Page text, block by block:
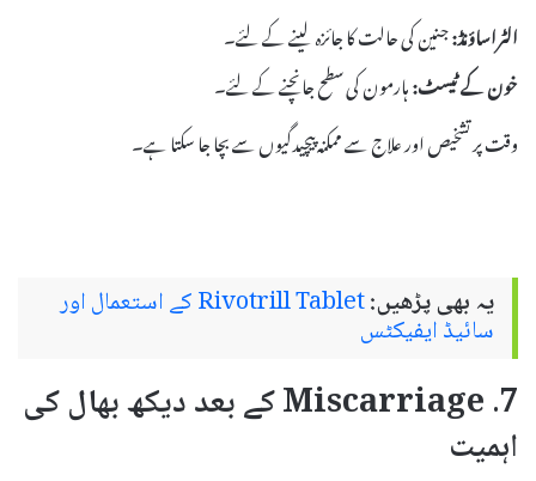
الٹراساؤنڈ:جنین کی حالت کا جائزہ لینے کے لئے۔
خون کے ٹیسٹ:ہارمون کی سطح جانچنے کے لئے۔
وقت پر تشخیص اور علاج سے ممکنہ پیچیدگیوں سے بچا جا سکتا ہے۔
یہ بھی پڑھیں: Rivotrill Tablet کے استعمال اور
سائیڈ ایفیکٹس
7. Miscarriage کے بعد دیکھ بھال کی
اہمیت